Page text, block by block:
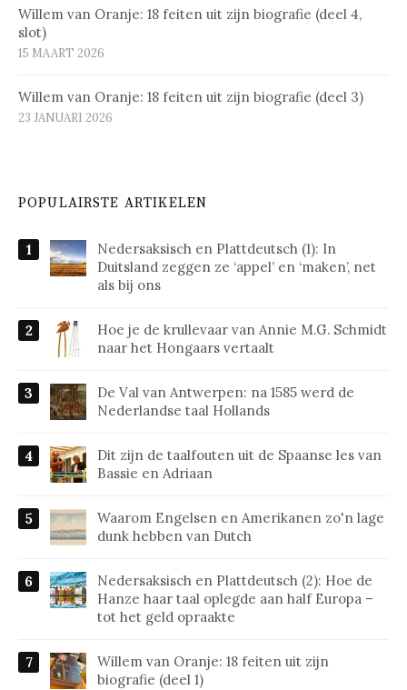
Willem van Oranje: 18 feiten uit zijn biografie (deel 4,
slot)
15 MAART 2026
Willem van Oranje: 18 feiten uit zijn biografie (deel 3)
23 JANUARI 2026
POPULAIRSTE ARTIKELEN
Nedersaksisch en Plattdeutsch (1): In
Duitsland zeggen ze ‘appel’ en ‘maken’, net
als bij ons
Hoe je de krullevaar van Annie M.G. Schmidt
naar het Hongaars vertaalt
De Val van Antwerpen: na 1585 werd de
Nederlandse taal Hollands
Dit zijn de taalfouten uit de Spaanse les van
Bassie en Adriaan
Waarom Engelsen en Amerikanen zo'n lage
dunk hebben van Dutch
Nedersaksisch en Plattdeutsch (2): Hoe de
Hanze haar taal oplegde aan half Europa –
tot het geld opraakte
Willem van Oranje: 18 feiten uit zijn
biografie (deel 1)